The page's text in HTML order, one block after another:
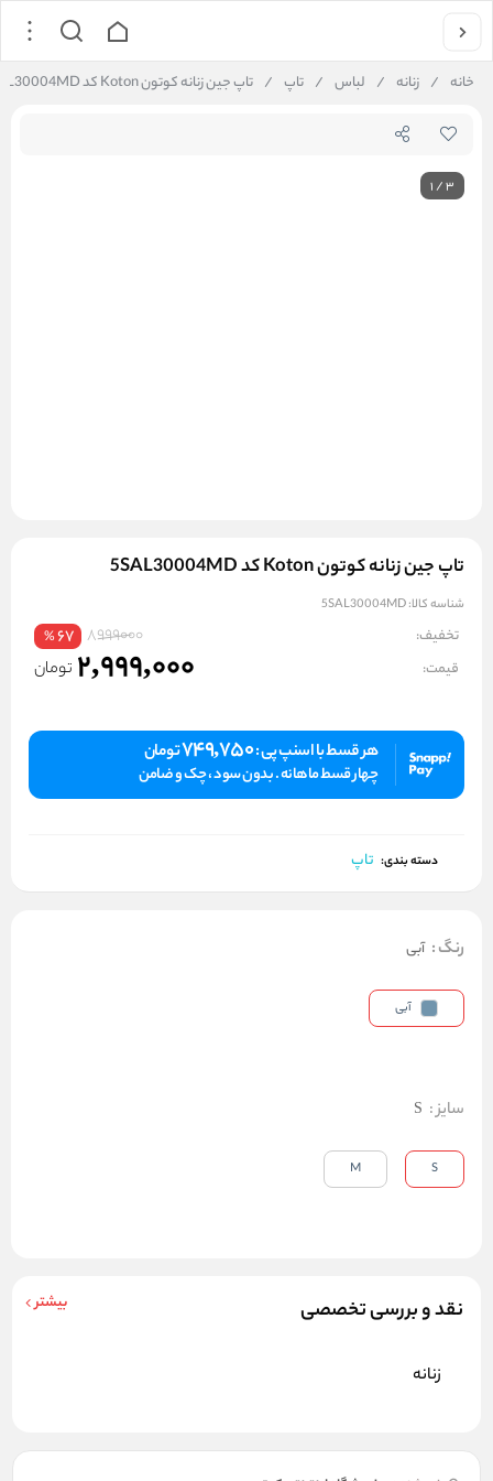
خانه / زنانه / لباس / تاپ / تاپ جین زنانه کوتون Koton کد 5SAL30004MD
1/3
تاپ جین زنانه کوتون Koton کد 5SAL30004MD
شناسه کالا:5SAL30004MD
تخفیف: 8999000
67
%
قیمت: 2,999,000 تومان
هر قسط با اسنپ پی :749,750تومان
چهار قسط ماهانه . بدون سود ، چک و ضامن
دسته بندی: تاپ
نقد و بررسی تخصصی بیشتر
زنانه
رنگ: آبی
آبی
سایز:
S
S
M